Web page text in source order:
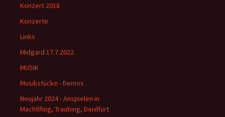
Konzert 2018
Konzerte
Links
Midgard 17.7.2022
MUSIK
Musikstücke - Demos
Neujahr 2024 - Anspielen in
Machtlfing, Traubing, Deixlfurt